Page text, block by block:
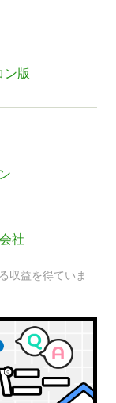
ン版
社
収益を得ていま